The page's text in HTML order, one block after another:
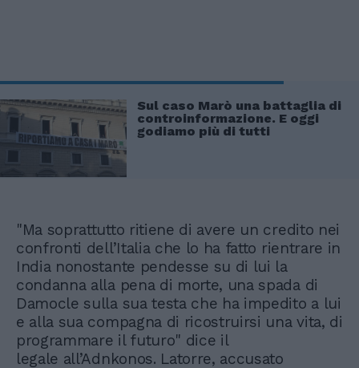
Sul caso Marò una battaglia di
controinformazione. E oggi
godiamo più di tutti
"Ma soprattutto ritiene di avere un credito nei
confronti dell’Italia che lo ha fatto rientrare in
India nonostante pendesse su di lui la
condanna alla pena di morte, una spada di
Damocle sulla sua testa che ha impedito a lui
e alla sua compagna di ricostruirsi una vita, di
programmare il futuro" dice il
legale all’Adnkonos. Latorre, accusato